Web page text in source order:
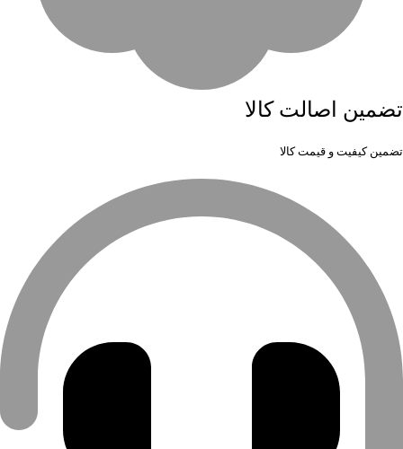
تضمین اصالت کالا
تضمین کیفیت و قیمت کالا